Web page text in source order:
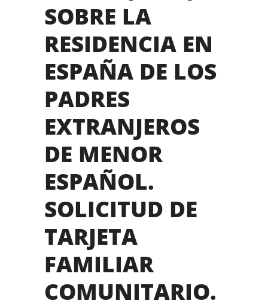
SOBRE LA
RESIDENCIA EN
ESPAÑA DE LOS
PADRES
EXTRANJEROS
DE MENOR
ESPAÑOL.
SOLICITUD DE
TARJETA
FAMILIAR
COMUNITARIO.